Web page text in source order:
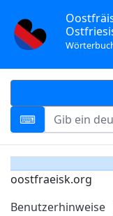
oostfraeisk.org
Benutzerhinweise